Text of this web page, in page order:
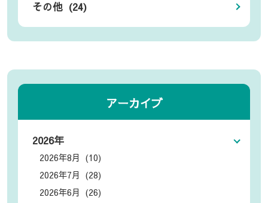
その他 (24)
アーカイブ
2026年
2026年8月 (10)
2026年7月 (28)
2026年6月 (26)